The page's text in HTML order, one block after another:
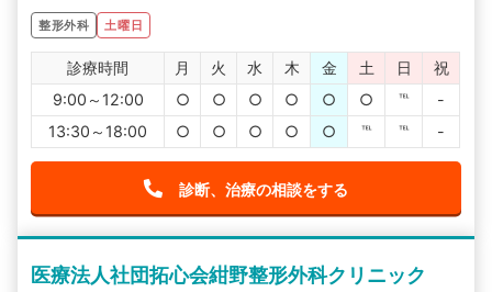
整形外科 土曜日
診療時間 月 火 水 木 金 土 日
祝
9:00～12:00
○ ○ ○ ○ ○ ○ ℡
-
13:30～18:00
○ ○ ○ ○ ○ ℡ ℡ -
診断、治療の相談をする
医療法人社団拓心会紺野整形外科クリニック